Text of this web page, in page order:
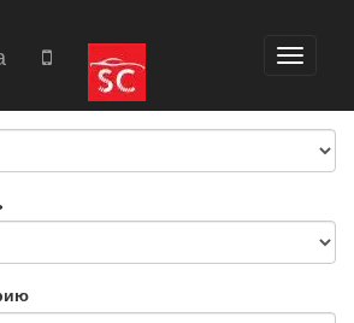
Toggle
И МОДЕЛЬ